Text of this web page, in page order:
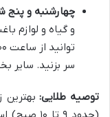
چهارشنبه و
و گیاه و لوازم
سر بزنید. سایر
توصیه طلایی:بهترین